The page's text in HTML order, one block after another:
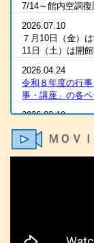
7/14～館内空調復
2026.07.10
７月10日（金）
11日（土）は開
2026.04.24
令和８年度の行
事・講座」の各ペ
2026.03.19
2025（令和7）年
2026.03.07
R８年度の手話通
2026.03.03
ＭＯＶ